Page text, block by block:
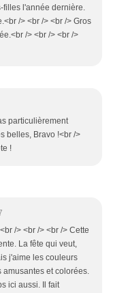
filles l'année dernière.
/> <br /> <br /> Gros
/> <br /> <br />
particulièrement
belles, Bravo !<br />
!
/> <br /> <br /> Cette
La fête qui veut,
j'aime les couleurs
amusantes et colorées.
ici aussi. Il fait